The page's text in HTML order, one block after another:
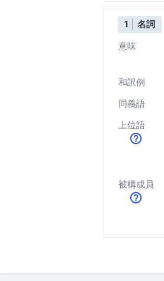
1 名詞
意味
和訳例
同義語
上位語
被構成員